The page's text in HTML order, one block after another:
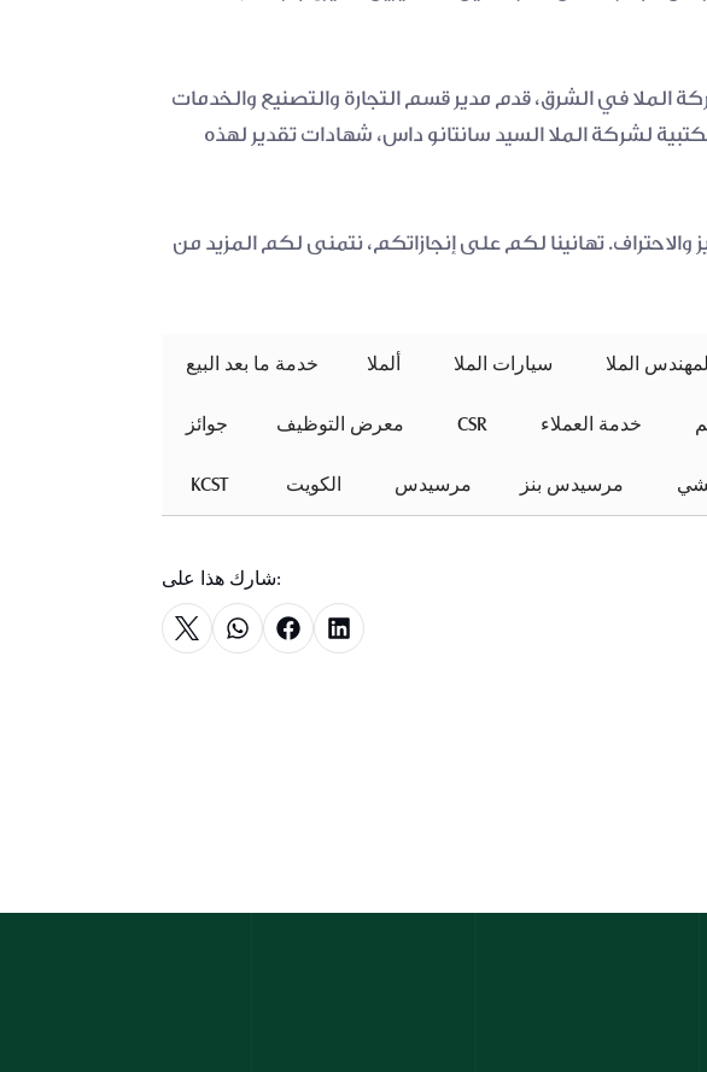
خدمة ما بعد البيع ألملا المهندس الملا
جوائز معرض التوظيف CSR خدمة العملاء
KCST مرسيدس مرسيدس بنز
شارك هذا على: